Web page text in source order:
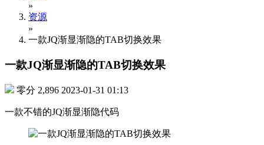
»
资源
»
一款JQ渐显渐隐的TAB切换效果
一款JQ渐显渐隐的TAB切换效果
零分 2,896 2023-01-31 01:13
一款不错的JQ渐显渐隐代码